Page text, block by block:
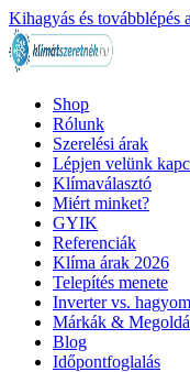
Kihagyás és továbblépés
Shop
Rólunk
Szerelési árak
Lépjen velünk
Klímaválasztó
Miért minket?
GYIK
Referenciák
Klíma árak 2026
Telepítés menete
Inverter vs.
Márkák &
Blog
Időpontfoglalás